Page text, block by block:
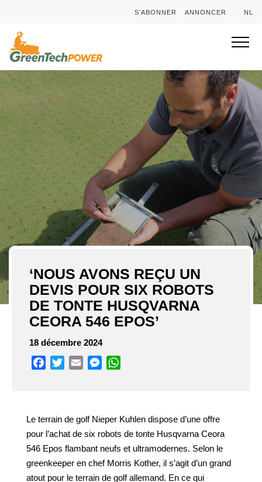
S’ABONNER ANNONCER NL
‘NOUS AVONS REÇU UN
DEVIS POUR SIX ROBOTS
DE TONTE HUSQVARNA
CEORA 546 EPOS’
18 décembre 2024
Facebook
TwitterEmail Messenger
Le terrain de golf Nieper Kuhlen dispose d’une offre
pour l’achat de six robots de tonte Husqvarna Ceora
546 Epos flambant neufs et ultramodernes. Selon le
greenkeeper en chef Morris Kother, il s’agit d’un grand
atout pour le terrain de golf allemand. En ce qui